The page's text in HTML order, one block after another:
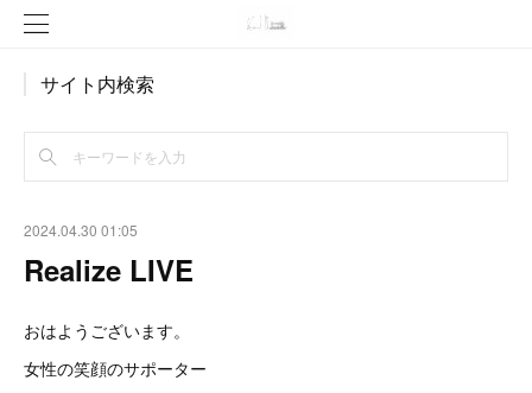
サイト内検索
2024.04.30 01:05
Realize LIVE
おはようございます。
女性の笑顔のサポーター